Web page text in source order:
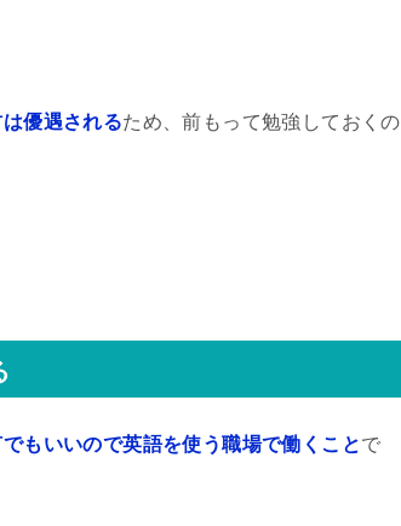
優遇されるため、前もって勉強しておくの
もいいので英語を使う職場で働くことで